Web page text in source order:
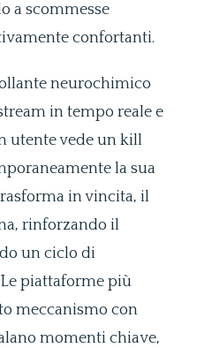
a scommesse
confortanti.
neurochimico
in tempo reale e
utente vede un kill
la sua
in vincita, il
rinforzando il
un ciclo di
piattaforme più
meccanismo con
momenti chiave,